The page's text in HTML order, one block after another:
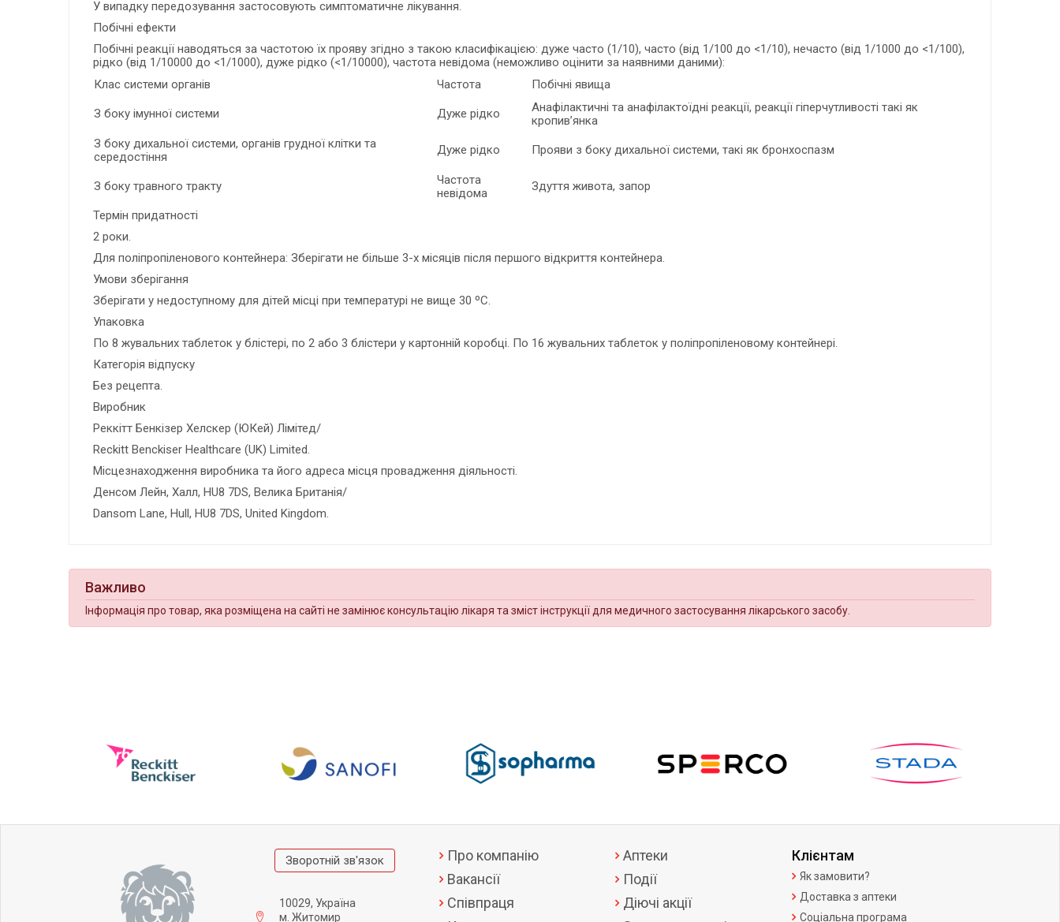
У випадку передозування застосовують симптоматичне лікування.
Побічні ефекти
Побічні реакції наводяться за частотою їх прояву згідно з такою класифікацією: дуже часто (1/10), часто (від 1/100 до <1/10), нечасто (від 1/1000 до <1/100),
рідко (від 1/10000 до <1/1000), дуже рідко (<1/10000), частота невідома (неможливо оцінити за наявними даними):
Клас системи органів
Частота Побічні явища
З боку імунної системи Дуже рідко
Анафілактичні та анафілактоїдні реакції, реакції гіперчутливості такі як
кропив’янка
З боку дихальної системи, органів грудної клітки та
середостіння
Дуже рідко Прояви з боку дихальної системи, такі як бронхоспазм
З боку травного тракту
Частота
невідома
Здуття живота, запор
Термін придатності
2 роки.
Для поліпропіленового контейнера: Зберігати не більше 3-х місяців після першого відкриття контейнера.
Умови зберігання
Зберігати у недоступному для дітей місці при температурі не вище 30 ºС.
Упаковка
По 8 жувальних таблеток у блістері, по 2 або 3 блістери у картонній коробці. По 16 жувальних таблеток у поліпропіленовому контейнері.
Категорія відпуску
Без рецепта.
Виробник
Реккітт Бенкізер Хелскер (ЮКей) Лімітед/
Reckitt Benckiser Healthcare (UK) Limited.
Місцезнаходження виробника та його адреса місця провадження діяльності.
Денсом Лейн, Халл, HU8 7DS, Велика Британія/
Dansom Lane, Hull, HU8 7DS, United Kingdom.
Важливо
Інформація про товар, яка розміщена на сайті не замінює консультацію лікаря та зміст інструкції для медичного застосування лікарського засобу.
Зворотній зв'язок
10029, Україна
м. Житомир
Про компанію
Вакансії
Співпраця
Аптеки
Події
Діючі акції
Клієнтам
Як замовити?
Доставка з аптеки
Соціальна програма